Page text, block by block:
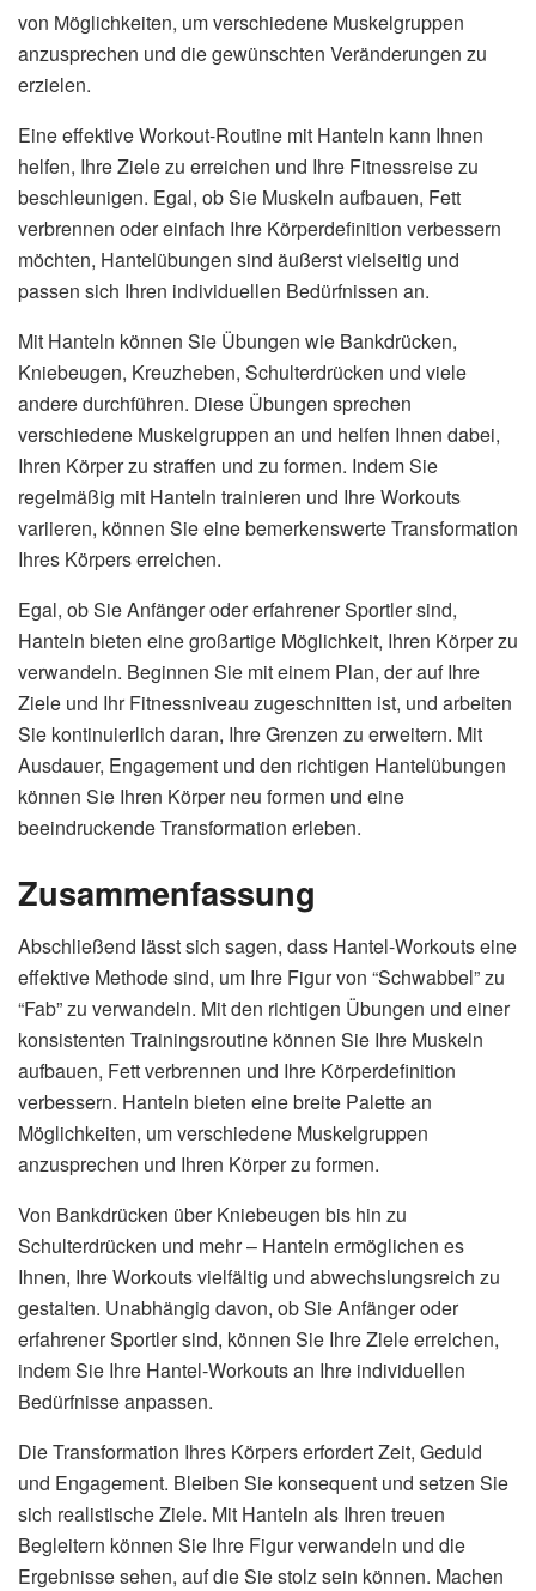
von Möglichkeiten, um verschiedene Muskelgruppen
anzusprechen und die gewünschten Veränderungen zu
erzielen.
Eine effektive Workout-Routine mit Hanteln kann Ihnen
helfen, Ihre Ziele zu erreichen und Ihre Fitnessreise zu
beschleunigen. Egal, ob Sie Muskeln aufbauen, Fett
verbrennen oder einfach Ihre Körperdefinition verbessern
möchten, Hantelübungen sind äußerst vielseitig und
passen sich Ihren individuellen Bedürfnissen an.
Mit Hanteln können Sie Übungen wie Bankdrücken,
Kniebeugen, Kreuzheben, Schulterdrücken und viele
andere durchführen. Diese Übungen sprechen
verschiedene Muskelgruppen an und helfen Ihnen dabei,
Ihren Körper zu straffen und zu formen. Indem Sie
regelmäßig mit Hanteln trainieren und Ihre Workouts
variieren, können Sie eine bemerkenswerte Transformation
Ihres Körpers erreichen.
Egal, ob Sie Anfänger oder erfahrener Sportler sind,
Hanteln bieten eine großartige Möglichkeit, Ihren Körper zu
verwandeln. Beginnen Sie mit einem Plan, der auf Ihre
Ziele und Ihr Fitnessniveau zugeschnitten ist, und arbeiten
Sie kontinuierlich daran, Ihre Grenzen zu erweitern. Mit
Ausdauer, Engagement und den richtigen Hantelübungen
können Sie Ihren Körper neu formen und eine
beeindruckende Transformation erleben.
Zusammenfassung
Abschließend lässt sich sagen, dass Hantel-Workouts eine
effektive Methode sind, um Ihre Figur von “Schwabbel” zu
“Fab” zu verwandeln. Mit den richtigen Übungen und einer
konsistenten Trainingsroutine können Sie Ihre Muskeln
aufbauen, Fett verbrennen und Ihre Körperdefinition
verbessern. Hanteln bieten eine breite Palette an
Möglichkeiten, um verschiedene Muskelgruppen
anzusprechen und Ihren Körper zu formen.
Von Bankdrücken über Kniebeugen bis hin zu
Schulterdrücken und mehr – Hanteln ermöglichen es
Ihnen, Ihre Workouts vielfältig und abwechslungsreich zu
gestalten. Unabhängig davon, ob Sie Anfänger oder
erfahrener Sportler sind, können Sie Ihre Ziele erreichen,
indem Sie Ihre Hantel-Workouts an Ihre individuellen
Bedürfnisse anpassen.
Die Transformation Ihres Körpers erfordert Zeit, Geduld
und Engagement. Bleiben Sie konsequent und setzen Sie
sich realistische Ziele. Mit Hanteln als Ihren treuen
Begleitern können Sie Ihre Figur verwandeln und die
Ergebnisse sehen, auf die Sie stolz sein können. Machen